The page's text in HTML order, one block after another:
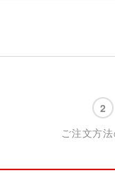
ご注文方